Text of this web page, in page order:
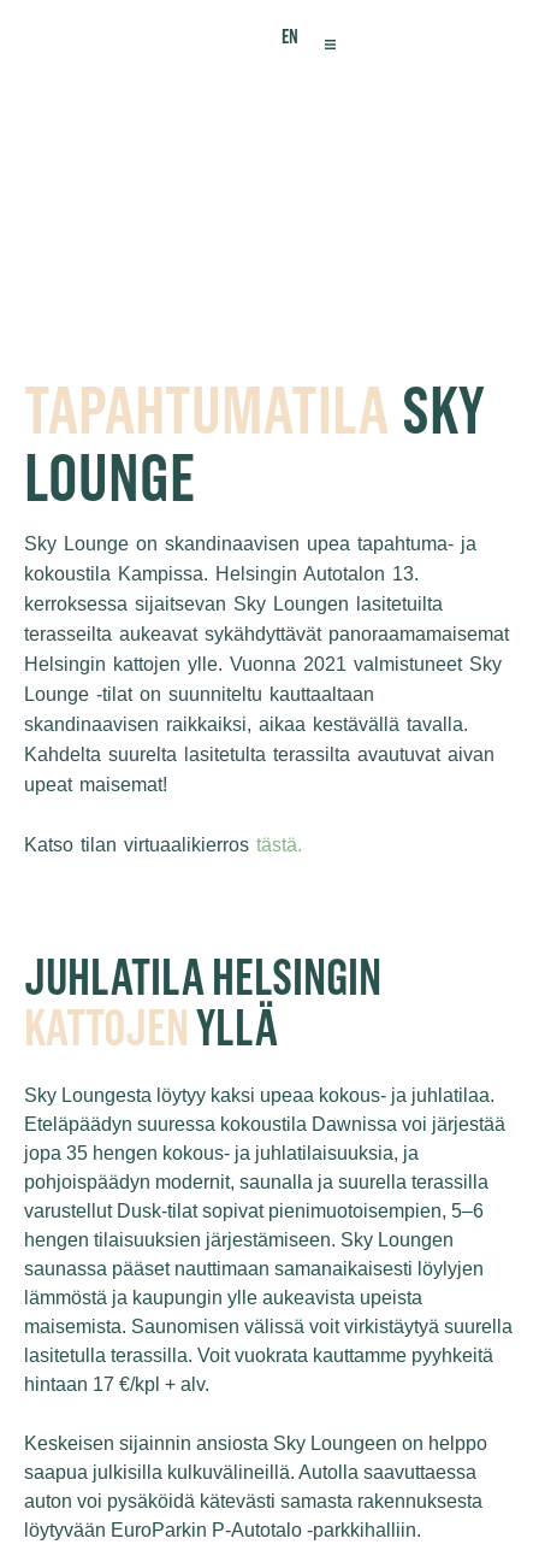
EN
TAPAHTUMATILA SKY
LOUNGE
Sky Lounge on skandinaavisen upea tapahtuma- ja
kokoustila Kampissa. Helsingin Autotalon 13.
kerroksessa sijaitsevan Sky Loungen lasitetuilta
terasseilta aukeavat sykähdyttävät panoraamamaisemat
Helsingin kattojen ylle. Vuonna 2021 valmistuneet Sky
Lounge -tilat on suunniteltu kauttaaltaan
skandinaavisen raikkaiksi, aikaa kestävällä tavalla.
Kahdelta suurelta lasitetulta terassilta avautuvat aivan
upeat maisemat!
Katso tilan virtuaalikierros tästä.
JUHLATILA HELSINGIN
KATTOJENYLLÄ
Sky Loungesta löytyy kaksi upeaa kokous- ja juhlatilaa.
Eteläpäädyn suuressa kokoustila Dawnissa voi järjestää
jopa 35 hengen kokous- ja juhlatilaisuuksia, ja
pohjoispäädyn modernit, saunalla ja suurella terassilla
varustellut Dusk-tilat sopivat pienimuotoisempien, 5–6
hengen tilaisuuksien järjestämiseen. Sky Loungen
saunassa pääset nauttimaan samanaikaisesti löylyjen
lämmöstä ja kaupungin ylle aukeavista upeista
maisemista. Saunomisen välissä voit virkistäytyä suurella
lasitetulla terassilla. Voit vuokrata kauttamme pyyhkeitä
hintaan 17 €/kpl + alv.
Keskeisen sijainnin ansiosta Sky Loungeen on helppo
saapua julkisilla kulkuvälineillä. Autolla saavuttaessa
auton voi pysäköidä kätevästi samasta rakennuksesta
löytyvään EuroParkin P-Autotalo -parkkihalliin.